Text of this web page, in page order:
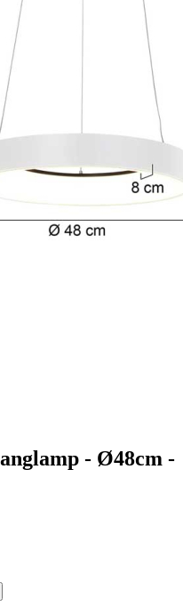
- Ø48cm -